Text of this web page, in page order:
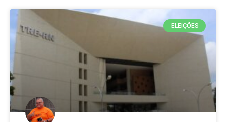
ELEIÇÕES